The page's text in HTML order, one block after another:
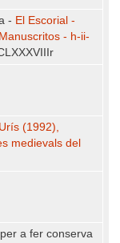
- El Escorial -
- h-ii-
(1992),
medievals del
a fer conserva